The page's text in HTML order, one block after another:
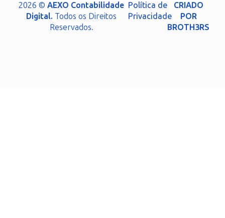
2026 ©AEXO Contabilidade
Digital. Todos os Direitos
Reservados.
Política de
Privacidade
CRIADO
POR
BROTH3RS